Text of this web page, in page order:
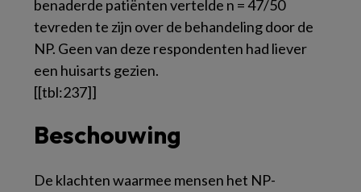
benaderde patiënten vertelde n = 47/50
tevreden te zijn over de behandeling door de
NP. Geen van deze respondenten had liever
een huisarts gezien.
[[tbl:237]]
Beschouwing
De klachten waarmee mensen het NP-